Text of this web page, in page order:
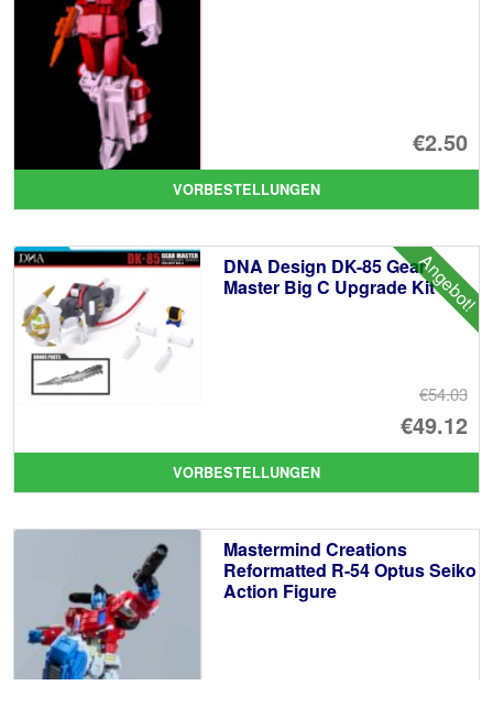
€2.50
VORBESTELLUNGEN
Angebot!
DNA Design DK-85 Gear
Master Big C Upgrade Kit
€54.03
€49.12
VORBESTELLUNGEN
Mastermind Creations
Reformatted R-54 Optus Seiko
Action Figure